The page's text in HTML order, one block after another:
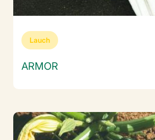
Lauch
ARMOR